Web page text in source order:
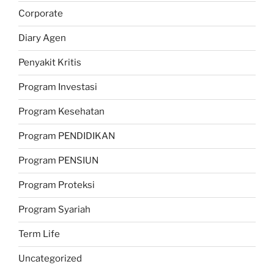
Corporate
Diary Agen
Penyakit Kritis
Program Investasi
Program Kesehatan
Program PENDIDIKAN
Program PENSIUN
Program Proteksi
Program Syariah
Term Life
Uncategorized